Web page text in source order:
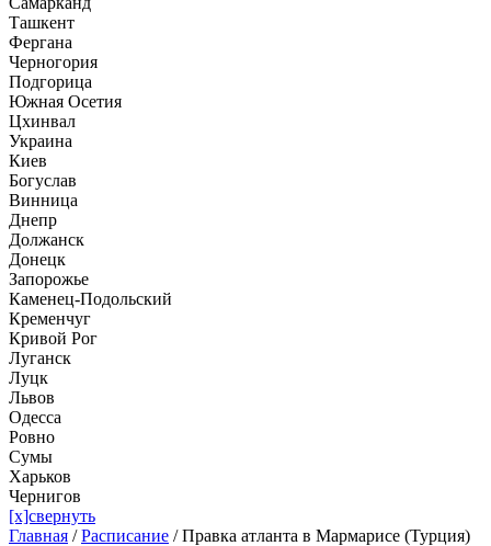
Ташкент
Фергана
Черногория
Подгорица
Южная Осетия
Цхинвал
Украина
Киев
Богуслав
Винница
Днепр
Должанск
Донецк
Запорожье
Каменец-Подольский
Кременчуг
Кривой Рог
Луганск
Луцк
Львов
Одесса
Ровно
Сумы
Харьков
Чернигов
[x]свернуть
Главная /Расписание /Правка атланта в Мармарисе (Турция)